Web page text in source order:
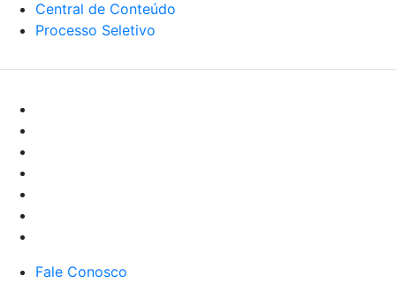
Central de Conteúdo
Processo Seletivo
Fale Conosco